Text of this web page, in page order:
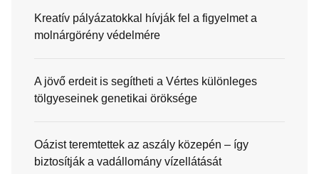
Kreatív pályázatokkal hívják fel a figyelmet a
molnárgörény védelmére
A jövő erdeit is segítheti a Vértes különleges
tölgyeseinek genetikai öröksége
Oázist teremtettek az aszály közepén – így
biztosítják a vadállomány vízellátását